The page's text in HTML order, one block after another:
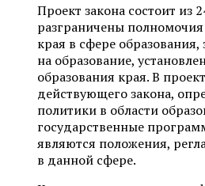
Проект закона состоит из
разграничены
края в сфере
на образование,
образования края. В
действующего закона,
политики в области
государственные
являются положения,
в данной сфере.